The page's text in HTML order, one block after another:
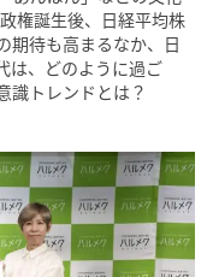
権誕生後、日経平均株
期待も高まるなか、日
は、どのように過ご
識トレンドとは？